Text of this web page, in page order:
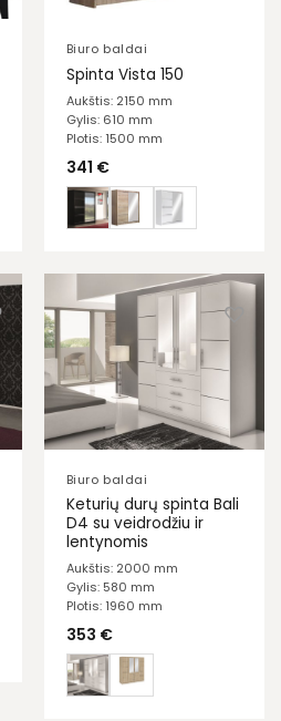
Biuro baldai
Spinta Vista 150
Aukštis: 2150 mm
Gylis: 610 mm
Plotis: 1500 mm
341 €
Biuro baldai
Keturių durų spinta Bali
D4 su veidrodžiu ir
lentynomis
Aukštis: 2000 mm
Gylis: 580 mm
Plotis: 1960 mm
353 €